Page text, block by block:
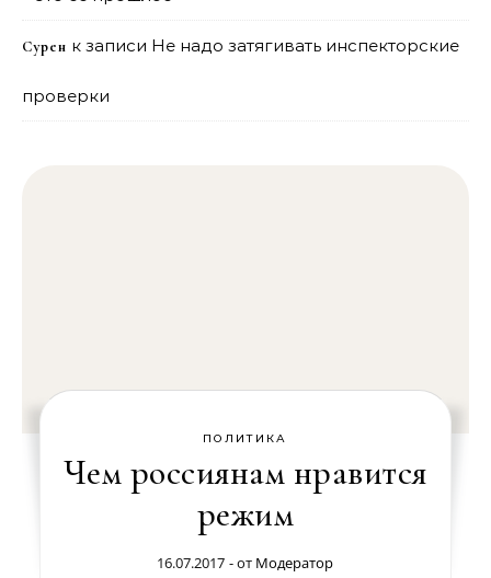
Сурен к записи Не надо затягивать инспекторские
проверки
ПОЛИТИКА
Чем россиянам нравится
режим
16.07.2017 - от Модератор